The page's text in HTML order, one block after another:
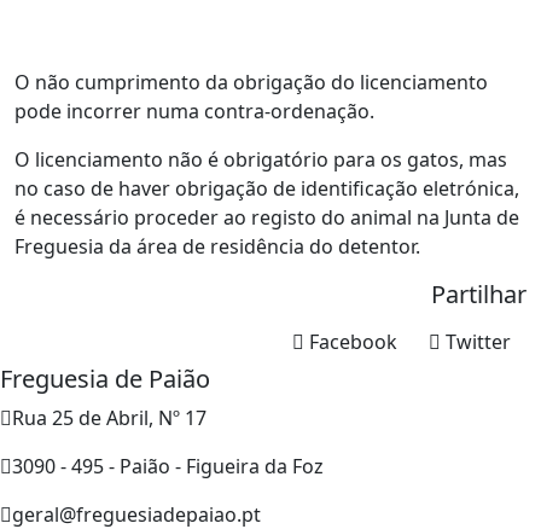
O não cumprimento da obrigação do licenciamento
pode incorrer numa contra-ordenação.
O licenciamento não é obrigatório para os gatos, mas
no caso de haver obrigação de identificação eletrónica,
é necessário proceder ao registo do animal na Junta de
Freguesia da área de residência do detentor.
Partilhar
Twitter
Facebook
Freguesia de Paião
Rua 25 de Abril, Nº 17
3090 - 495 - Paião - Figueira da Foz
geral@freguesiadepaiao.pt